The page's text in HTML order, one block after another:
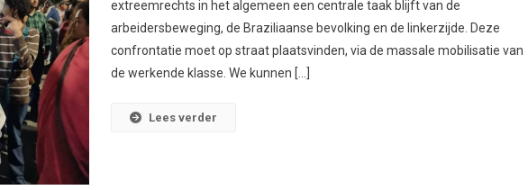
extreemrechts in het algemeen een centrale taak blijft van de
arbeidersbeweging, de Braziliaanse bevolking en de linkerzijde. Deze
confrontatie moet op straat plaatsvinden, via de massale mobilisatie van
de werkende klasse. We kunnen […]
Lees verder